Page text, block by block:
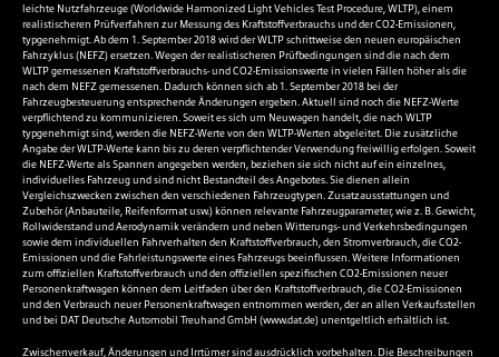
leichte Nutzfahrzeuge (Worldwide Harmonized Light Vehicles Test Procedure, WLTP), einem
realistischeren Prüfverfahren zur Messung des Kraftstoffverbrauchs und der CO2-Emissionen,
typgenehmigt. Ab dem 1. September 2018 wird der WLTP schrittweise den neuen europäischen
Fahrzyklus (NEFZ) ersetzen. Wegen der realistischeren Prüfbedingungen sind die nach dem
WLTP gemessenen Kraftstoffverbrauchs- und CO2-Emissionswerte in vielen Fällen höher als die
nach dem NEFZ gemessenen. Dadurch können sich ab 1. September 2018 bei der
Fahrzeugbesteuerung entsprechende Änderungen ergeben. Aktuell sind noch die NEFZ-Werte
verpflichtend zu kommunizieren. Soweit es sich um Neuwagen handelt, die nach WLTP
typgenehmigt sind, werden die NEFZ-Werte von den WLTP-Werten abgeleitet. Die zusätzliche
Angabe der WLTP-Werte kann bis zu deren verpflichtender Verwendung freiwillig erfolgen. Soweit
die NEFZ-Werte als Spannen angegeben werden, beziehen sie sich nicht auf ein einzelnes,
individuelles Fahrzeug und sind nicht Bestandteil des Angebotes. Sie dienen allein
Vergleichszwecken zwischen den verschiedenen Fahrzeugtypen. Zusatzausstattungen und
Zubehör (Anbauteile, Reifenformat usw.) können relevante Fahrzeugparameter, wie z. B. Gewicht,
Rollwiderstand und Aerodynamik verändern und neben Witterungs- und Verkehrsbedingungen
sowie dem individuellen Fahrverhalten den Kraftstoffverbrauch, den Stromverbrauch, die CO2-
Emissionen und die Fahrleistungswerte eines Fahrzeugs beeinflussen. Weitere Informationen
zum offiziellen Kraftstoffverbrauch und den offiziellen spezifischen CO2-Emissionen neuer
Personenkraftwagen können dem Leitfaden über den Kraftstoffverbrauch, die CO2-Emissionen
und den Verbrauch neuer Personenkraftwagen entnommen werden, der an allen Verkaufsstellen
und bei DAT Deutsche Automobil Treuhand GmbH (www.dat.de) unentgeltlich erhältlich ist.
Zwischenverkauf, Änderungen und Irrtümer sind ausdrücklich vorbehalten. Die Beschreibungen